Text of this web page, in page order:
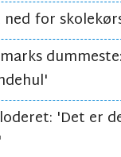
for
dummeste:
'Det er